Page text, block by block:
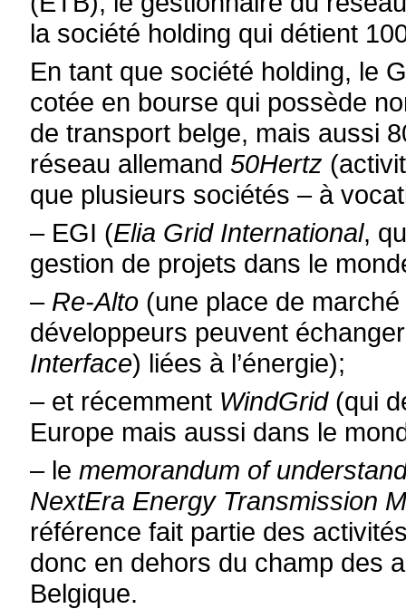
la société holding qui détient
En tant que société holding, le
cotée en bourse qui possède
de transport belge, mais aussi
réseau allemand50Hertz
que plusieurs sociétés – à
– EGI (Elia Grid International,
gestion de projets dans le
– Re-Alto (une place de
développeurs peuvent
Interface) liées à l’énergie);
– et récemment WindGrid(qui
Europe mais aussi dans le
– lememorandum of
NextEra Energy Transmission
référence fait partie des
donc en dehors du champ des
Belgique.